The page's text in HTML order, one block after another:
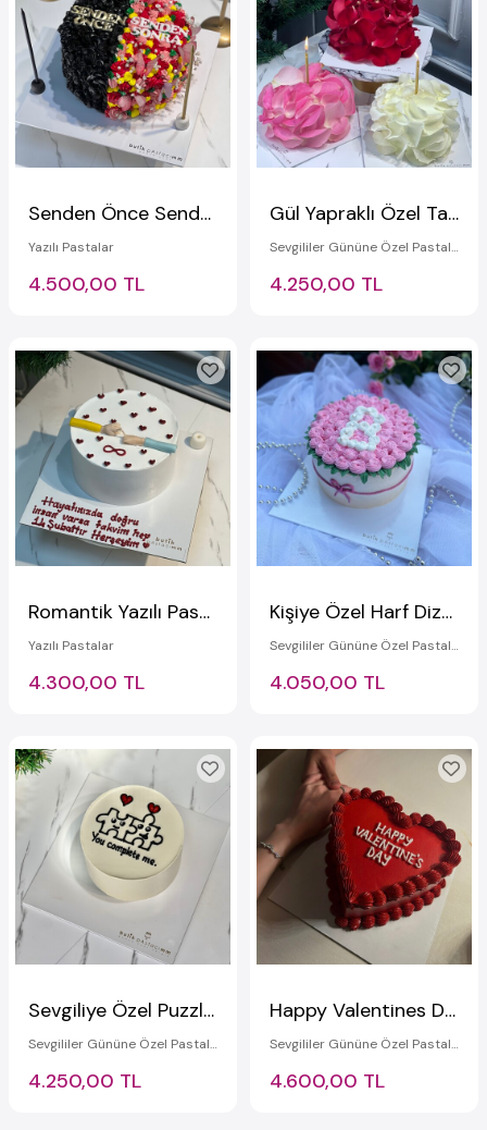
Senden Önce Senden Sonra Pastası
Yazılı Pastalar
4.500,00 TL
Gül Yapraklı Özel Tasarım Pasta
Sevgililer Gününe Özel Pastalar
4.250,00 TL
Romantik Yazılı Pasta
Yazılı Pastalar
4.300,00 TL
Kişiye Özel Harf Dizaynlı Sevgililer Günü Pastası
Sevgililer Gününe Özel Pastalar
4.050,00 TL
Sevgiliye Özel Puzzle Çizimli Pasta
Sevgililer Gününe Özel Pastalar
4.250,00 TL
Happy Valentines Day Pasta - Kırmızı Kalpli Pasta
Sevgililer Gününe Özel Pastalar
4.600,00 TL